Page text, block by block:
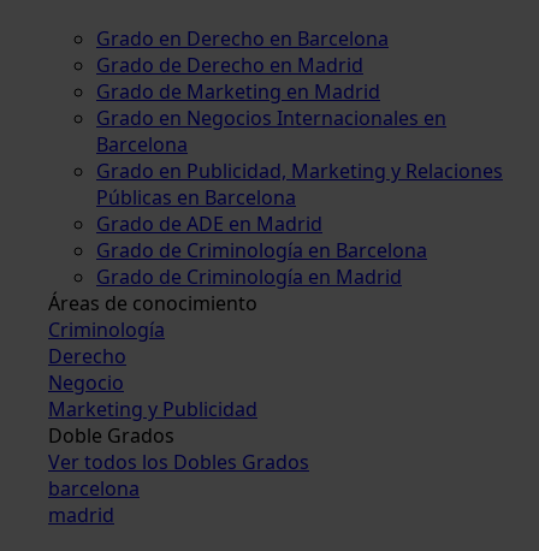
Grado en Derecho en Barcelona
Grado de Derecho en Madrid
Grado de Marketing en Madrid
Grado en Negocios Internacionales en
Barcelona
Grado en Publicidad, Marketing y Relaciones
Públicas en Barcelona
Grado de ADE en Madrid
Grado de Criminología en Barcelona
Grado de Criminología en Madrid
Áreas de conocimiento
Criminología
Derecho
Negocio
Marketing y Publicidad
Doble Grados
Ver todos los Dobles Grados
barcelona
madrid